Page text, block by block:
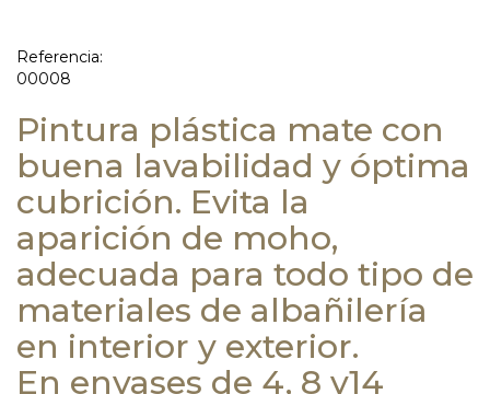
Referencia:
00008
Pintura plástica mate con
buena lavabilidad y óptima
cubrición. Evita la
aparición de moho,
adecuada para todo tipo de
materiales de albañilería
en interior y exterior.
En envases de 4, 8 y14